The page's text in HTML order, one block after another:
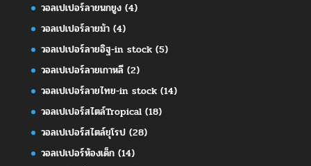
วอลเปเปอร์ลายนกยูง(4)
วอลเปเปอร์ลายม้า(4)
วอลเปเปอร์ลายอิฐ-in stock(5)
วอลเปเปอร์ลายเกาหลี(2)
วอลเปเปอร์ลายไทย-in stock(14)
วอลเปเปอร์สไตล์Tropical(18)
วอลเปเปอร์สไตล์ยุโรป(28)
วอลเปเปอร์ห้องเด็ก(14)